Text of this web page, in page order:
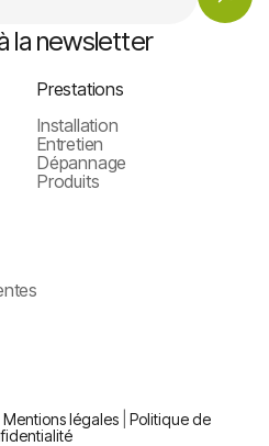
la newsletter
Prestations
Installation
Entretien
Dépannage
Produits
Mentions légales| Politique de